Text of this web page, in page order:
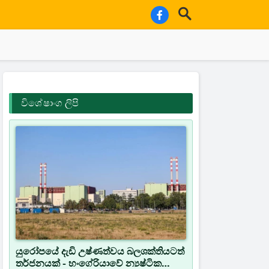
විශේෂාංග ලිපි
යුරෝපයේ දැඩි උෂ්ණත්වය බලශක්තියටත්
තර්ජනයක් - හංගේරියාවේ න්‍යෂ්ටික